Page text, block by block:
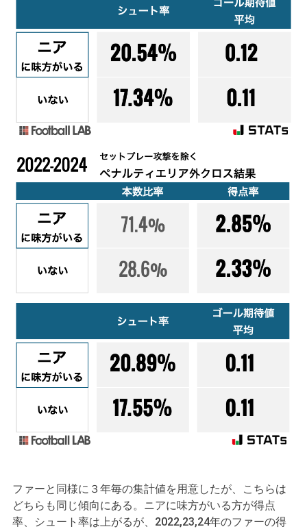
ファーと同様に３年毎の集計値を用意したが、こちらは
どちらも同じ傾向にある。ニアに味方がいる方が得点
率、シュート率は上がるが、2022,23,24年のファーの得